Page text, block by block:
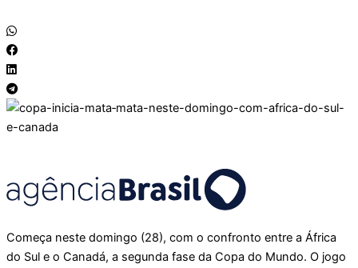
Começa neste domingo (28), com o confronto entre a África
do Sul e o Canadá, a segunda fase da Copa do Mundo. O jogo